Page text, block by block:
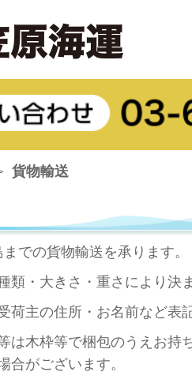
貨物輸送
での貨物輸送を承ります。
類・大きさ・重さにより決
荷主の住所・お名前など表
は木枠等で梱包のうえお持
合がございます。